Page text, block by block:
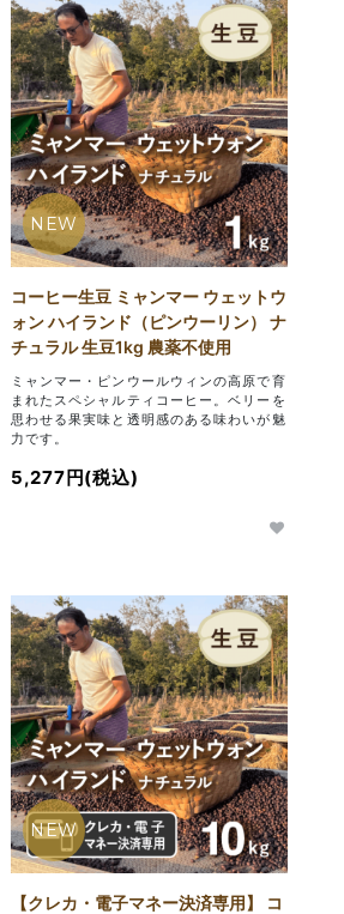
NEW
コーヒー生豆 ミャンマー ウェットウ
ォン ハイランド（ピンウーリン） ナ
チュラル 生豆1kg 農薬不使用
ミャンマー・ピンウールウィンの高原で育
まれたスペシャルティコーヒー。ベリーを
思わせる果実味と透明感のある味わいが魅
力です。
5,277円(税込)
NEW
【クレカ・電子マネー決済専用】 コ